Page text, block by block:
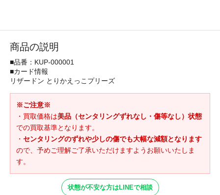
商品の説明
■品番：KUP-000001
■カード情報
リザードン とりかえっこプリーズ
※ご注意※
・買取価格は美品（センタリングずれなし・傷等なし）状態
での買取基準となります。
・ センタリングのずれや少しの傷でも大幅な減額となります
ので、予めご理解ご了承いただけますようお願いいたしま
す。
状態が不安な方はLINEで相談